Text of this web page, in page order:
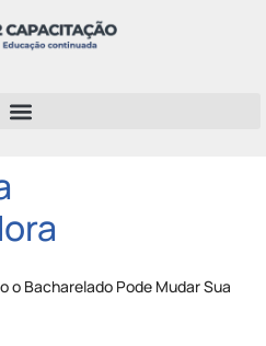
o Bacharelado Pode Mudar Sua